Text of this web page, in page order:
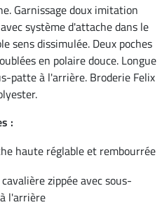
Garnissage doux imitation
système d'attache dans le
sens dissimulée. Deux poches
en polaire douce. Longue
patte à l'arrière. Broderie Felix
:
haute réglable et rembourrée
zippée avec sous-
l'arrière